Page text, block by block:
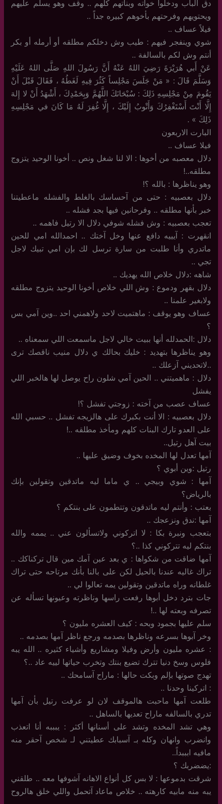
دق الباب ودخلوا خواته وبناتهم كلهم .. وقف وهو يسلم عليهم
ويحتويهم وفرحتهم بأخوهم كبيره جداً ..
فيلاً عساف ..
شوي وينفجر فيهم : طيب وش دخلكم مطلقه أو أرمله أو بكر
أنتم وش لكم بالسالفة ..
عَنْ أَبي هُرَيْرَةَ رَضِيَ اللهُ عَنْهُ أَنَّ رَسُولَ اللهِ صَلَّى اللهُ عَلَيْهِ
وَسَلَّمَ قَالَ : « مَنْ جَلَسَ مَجْلِساً كَثُرَ فِيهِ لَغَطُهُ ، فَقَالَ قَبْلَ أَنْ
يَقُومَ مِنْ مَجْلِسِهِ ذَلِكَ : سُبْحَانَكَ اللَّهُمَّ وَبِحَمْدِكَ ، أَشْهَدُ أَنْ لا إِلهَ
إِلَّا أَنْتَ أَسْتَغْفِرُكَ وَأَتْوبُ إِلَيْكَ ، إِلَّا غُفِرَ لَهُ مَا كَانَ في مَجْلِسِهِ
ذَلِكَ » .
البارت الاربعون
فيلا عساف ..
دلال معصبه من أخوها : الا لنا شغل ونص .. أخونا الوحيد يتزوج
مطلقه..!
وهو يناظرها : بالله ؟!
دلال بعصبيه : حتى من آحساسك بالغلط والفشله ماعطيتنا
خبر بأنها مطلقه .. وفرحانين فيها بجد فشله ..
تعجب بعصبيه : وش فشله شوفي دلال الا رتيل فاهمه ..
انقهرت : آيييه دافع عنها وخل آختك .. احمدالله امي للحين
ماتدري وأنا طلبت من سارة ترسل لك بإن امي تبيك لاجل
تجي ..
شاهه :دلال خلاص الله يهديك ..
دلال بقهر ودموع : وش اللي خلاص أخونا الوحيد يتزوج مطلقه
ولابغير علمنا ..
عساف وهو يوقف : ماهتميت لاحد ولاهمني احد ..وين آمي بس
؟
دلال :الحمدلله أنها ببيت خالي لاجل ماسمعت اللي سمعناه ..
وهو يناظرها بتهديد : خليك بحالك ي دلال منيب ناقصك ترى
..لاتحديني آزعلك ..
دلال : ماهميتني .. الحين آمي شلون راح يوصل لها هالخبر اللي
يفشل
عساف عصب من آخته : زوجتي تفشل ؟!
دلال بعصبيه : الا أنت بكبرك على هالزيجه تفشل .. حسبي الله
على العدو تارك البنات كلهم ومأخذ مطلقه ..!
بيت آهل رتيل..
آمها تعدل لها المخده بخوف وضيق عليها ..
رتيل :وين أبوي ؟
آمها : شوي وبيجي .. ي ماما ليه ماتدقين وتقولين بإنك
بالرياض؟
بعتب : وأنتم ليه ماتدقون وتتطمون على بنتكم ؟
آمها :ندق ونزعجك ..
بتعجب ونبرة بكا : لا اتركوني ولاتسألون عني .. يممه والله
بنتكم ليه تتركوني كذا ..؟
آمها ضاقت من شكواها : ي بعد عين آمك مين قال تركناكك ..
تراك غاليه عندنا بالحيل لكن على بالنا بأنك مرتاحه حتى تراك
غلطانه وراه ماتدقين وتقولين يمه تعالوا لي ..
جات بترد دخل أبوها رفعت راسها وناظرته وعيونها تسأله عن
تصرفه وبعته لها ..!
سلم عليها بجمود وبحه : كيف العشره مليون ؟
وخر آبوها بسرعه وناظرها بصدمه ورجع ناظر آمها بصدمه ..
: عشره مليون وأرض وفيلا ومشاريع وأشياء كثيره .. الله يبه
فلوس وسخ دنيا تترك تضيع بنتك وتخرب حياتها لييه عاد ..؟
تهدج صوتها بإلم وبكت حالها : ماراح آسامحك ..
: اتركينا وحدنا ..
طلعت آمها ماحبت هالموقف لان لو عرفت رتيل بأن آمها
تدري بالسالفه ماراح تعديها بالساهل ..
وهي تشد المخده وتشد على أسنانها أكثر : يبببه أنا اتعذب
وانضرب وانهان وكله بـ آسبابك عطيتني لـ شخص آحقر منه
مافيه ابببداً..
:يضضربك ؟
شرقت بدموعها : لا بس كل أنواع الاهانه آشوفها معه .. طلقني
يبه منه مابيه كارهته .. خلاص ماعاد آتحمل واللي خلق هالروح